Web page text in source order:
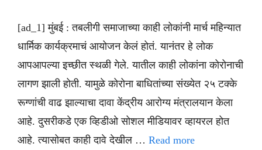
[ad_1] मुंबई : तबलीगी समाजाच्या काही लोकांनी मार्च महिन्यात
धार्मिक कार्यक्रमाचं आयोजन केलं होतं. यानंतर हे लोक
आपआपल्या इच्छीत स्थळी गेले. यातील काही लोकांना कोरोनाची
लागण झाली होती. यामुळे कोरोना बाधितांच्या संख्येत २५ टक्के
रूग्णांची वाढ झाल्याचा दावा केंद्रीय आरोग्य मंत्रालयान केला
आहे. दुसरीकडे एक व्हिडीओ सोशल मीडियावर व्हायरल होत
आहे. त्यासोबत काही दावे देखील … Read more